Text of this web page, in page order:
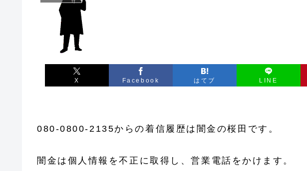
X Facebook はてブ LINE
080-0800-2135からの着信履歴は闇金の桜田です。
闇金は個人情報を不正に取得し、営業電話をかけます。